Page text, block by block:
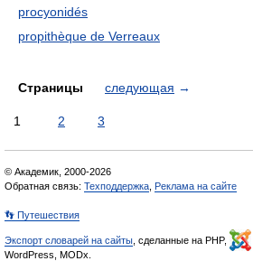
procyonidés
propithèque de Verreaux
Страницы следующая →
1 2 3
© Академик, 2000-2026
Обратная связь: Техподдержка Реклама на сайте
👣 Путешествия
Экспорт словарей на сайты , сделанные на PHP,
WordPress, MODx.